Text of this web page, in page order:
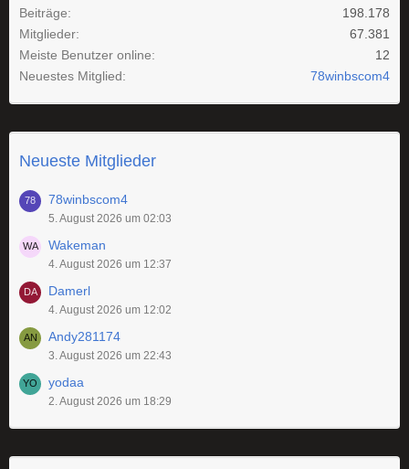
Beiträge
198.178
Mitglieder
67.381
Meiste Benutzer online
12
Neuestes Mitglied
78winbscom4
Neueste Mitglieder
78winbscom4
5. August 2026 um 02:03
Wakeman
4. August 2026 um 12:37
Damerl
4. August 2026 um 12:02
Andy281174
3. August 2026 um 22:43
yodaa
2. August 2026 um 18:29